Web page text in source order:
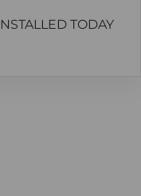
TODAY